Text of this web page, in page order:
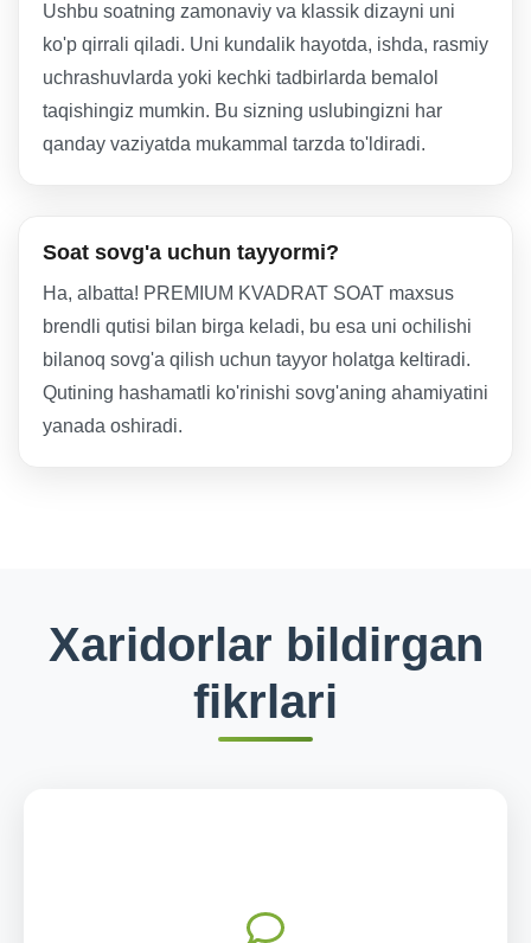
Ushbu soatning zamonaviy va klassik dizayni uni
ko'p qirrali qiladi. Uni kundalik hayotda, ishda, rasmiy
uchrashuvlarda yoki kechki tadbirlarda bemalol
taqishingiz mumkin. Bu sizning uslubingizni har
qanday vaziyatda mukammal tarzda to'ldiradi.
Soat sovg'a uchun tayyormi?
Ha, albatta! PREMIUM KVADRAT SOAT maxsus
brendli qutisi bilan birga keladi, bu esa uni ochilishi
bilanoq sovg'a qilish uchun tayyor holatga keltiradi.
Qutining hashamatli ko'rinishi sovg'aning ahamiyatini
yanada oshiradi.
Xaridorlar bildirgan
fikrlari